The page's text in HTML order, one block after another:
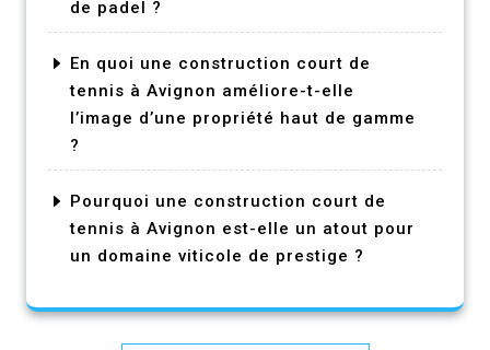
de padel ?
En quoi une construction court de
tennis à Avignon améliore-t-elle
l’image d’une propriété haut de gamme
?
Pourquoi une construction court de
tennis à Avignon est-elle un atout pour
un domaine viticole de prestige ?